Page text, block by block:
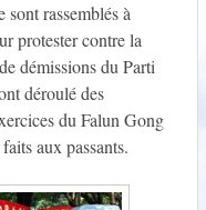
sont rassemblés à
protester contre la
démissions du Parti
déroulé des
du Falun Gong
aux passants.